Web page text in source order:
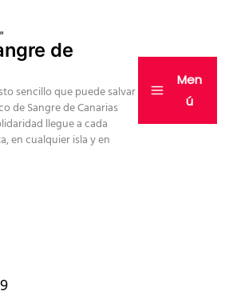
de
sencillo que puede salvar
de Sangre de Canarias
llegue a cada
en cualquier isla y en
Men
ú